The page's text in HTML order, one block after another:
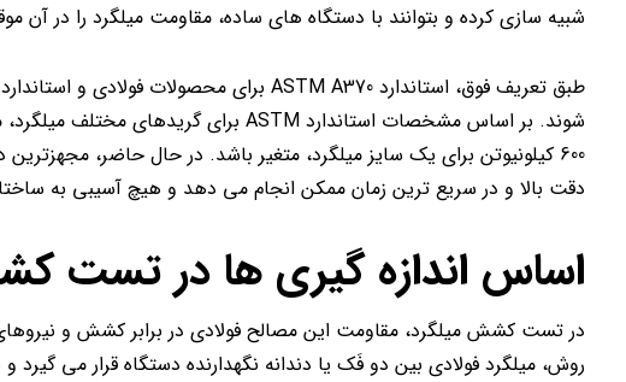
شبیه سازی کرده و بتوانند با دستگاه های ساده، مقاومت میلگرد را در آن
600 کیلونیوتن برای یک سایز میلگرد، متغیر باشد. در حال حاضر،
دقت بالا و در سریع ترین زمان ممکن انجام می دهد و هیچ آسیبی به
اساس اندازه گیری ها در تست
در تست کشش میلگرد، مقاومت این مصالح فولادی در برابر کشش و
روش، میلگرد فولادی بین دو فَک یا دندانه نگهدارنده دستگاه قرار می